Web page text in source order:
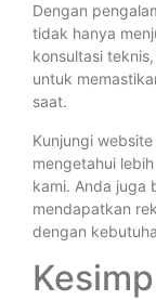
Dengan
tidak hanya
konsultasi
untuk
saat.
Kunjungi
mengetahui
kami. Anda juga
mendapatkan
dengan